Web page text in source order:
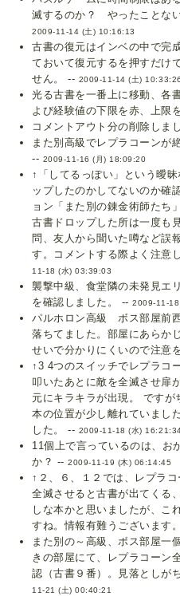
滅するのか？ やったことな
2009-11-14 (土) 10:16:13
古書の復元はインベの中で完
ておいて復元するを押すだけ
せん。 -- 2009-11-14 (土) 10:33:26
光る古書を一番上に移動、各
よび経験値の下限を赤、上限
コメントアウト分の削除しま
また別高級でレプラコーンが
-- 2009-11-16 (月) 18:09:20
↑「してるっぽい」という曖
ップしたのかしてないのか確
ョン「また別の錬金術師たち
古書ドロップした所は一度も
問、友人から聞いた噂など誤
す。コメントする際よく注意
11-18 (水) 03:39:03
襲撃中級、食堂隣の未発見エ
を確認しました。 --2009-11-
パルホロン高級 ボス部屋前
落ちてました。部屋にあらか
せいで分かりにくいので注意
↑3 4つのスイッチでレプラコ
叩いたあとに敵を全滅させ扉
元にキラキラが出現。 ですが
本の位置が少し離れていまし
した。 -- 2009-11-18 (水)
11個上で言っているのは、お
か？ --2009-11-19 (木) 06:14:45
↑２、６、１２では、レプラ
全滅させると古書が出てくる
しな本かと思いましたが、こ
すね。情報有難うございます
また別の～高級、ボス部屋一
きの部屋にて、レプラコーン
認（古書９番）。見落としが
11-21 (土) 00:40:21